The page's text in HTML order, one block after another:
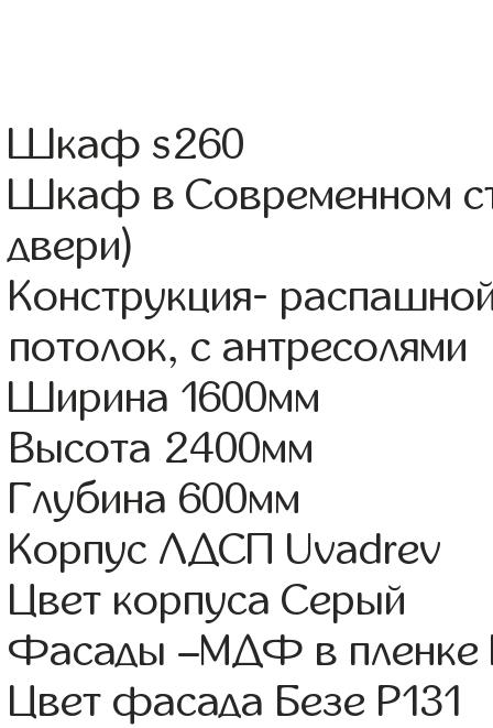
Шкаф s260
Шкаф в Современном
двери)
Конструкция-
потолок, с антресолями
Ширина 1600мм
Высота 2400мм
Глубина 600мм
Корпус ЛДСП Uvadrev
Цвет корпуса Серый
Фасады –МДФ в пленке
Цвет фасада Безе Р131